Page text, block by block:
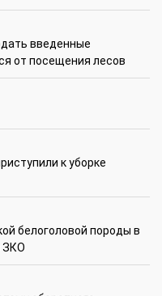
введенные
от посещения лесов
к уборке
белоголовой породы в
ЗКО